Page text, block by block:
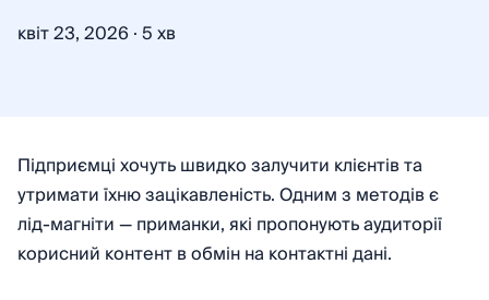
квіт 23, 2026 ·5 хв
Підприємці хочуть швидко залучити клієнтів та
утримати їхню зацікавленість. Одним з методів є
лід-магніти — приманки, які пропонують аудиторії
корисний контент в обмін на контактні дані.